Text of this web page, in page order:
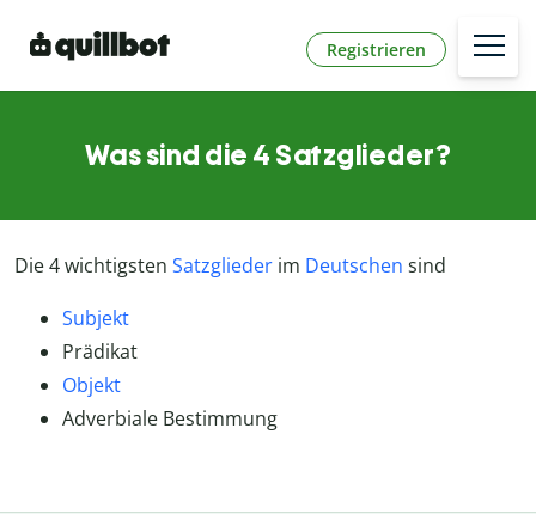
Registrieren
Was sind die 4 Satzglieder?
Die 4 wichtigsten Satzglieder im Deutschen sind
Subjekt
Prädikat
Objekt
Adverbiale Bestimmung